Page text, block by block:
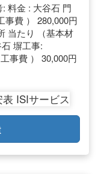
料金 : 大谷石 門
事費 ） 280,000円
当たり （基本材
塀工事:
事費 ） 30,000円